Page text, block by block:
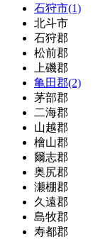
石狩市(1)
北斗市
石狩郡
松前郡
上磯郡
亀田郡(2)
茅部郡
二海郡
山越郡
檜山郡
爾志郡
奥尻郡
瀬棚郡
久遠郡
島牧郡
寿都郡